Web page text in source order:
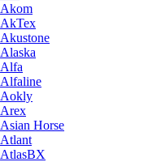
Akom
AkTex
Akustone
Alaska
Alfa
Alfaline
Aokly
Arex
Asian Horse
Atlant
AtlasBX